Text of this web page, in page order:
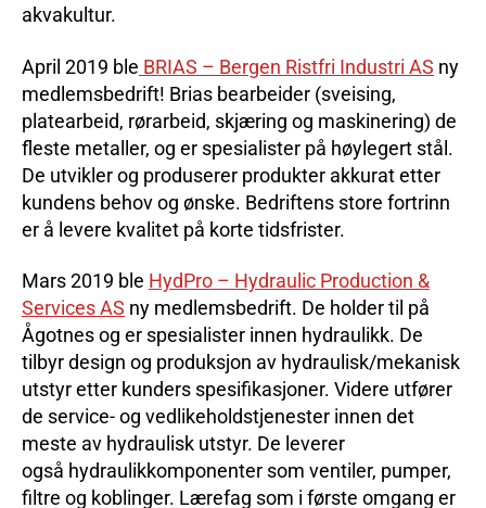
akvakultur.
April 2019 ble BRIAS – Bergen Ristfri Industri AS ny
medlemsbedrift! Brias bearbeider (sveising,
platearbeid, rørarbeid, skjæring og maskinering) de
fleste metaller, og er spesialister på høylegert stål.
De utvikler og produserer produkter akkurat etter
kundens behov og ønske. Bedriftens store fortrinn
er å levere kvalitet på korte tidsfrister.
Mars 2019 ble HydPro – Hydraulic Production &
Services AS ny medlemsbedrift. De holder til på
Ågotnes og er spesialister innen hydraulikk. De
tilbyr design og produksjon av hydraulisk/mekanisk
utstyr etter kunders spesifikasjoner. Videre utfører
de service- og vedlikeholdstjenester innen det
meste av hydraulisk utstyr. De leverer
også hydraulikkomponenter som ventiler, pumper,
filtre og koblinger. Lærefag som i første omgang er